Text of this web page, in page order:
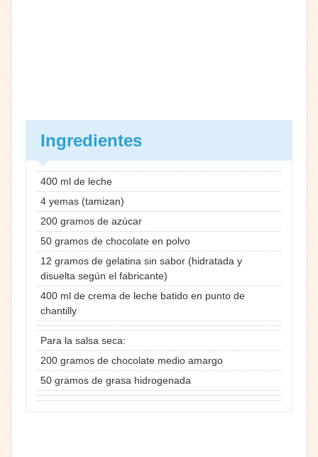
Ingredientes
400 ml de leche
4 yemas (tamizan)
200 gramos de azúcar
50 gramos de chocolate en polvo
12 gramos de gelatina sin sabor (hidratada y
disuelta según el fabricante)
400 ml de crema de leche batido en punto de
chantilly
Para la salsa seca:
200 gramos de chocolate medio amargo
50 gramos de grasa hidrogenada